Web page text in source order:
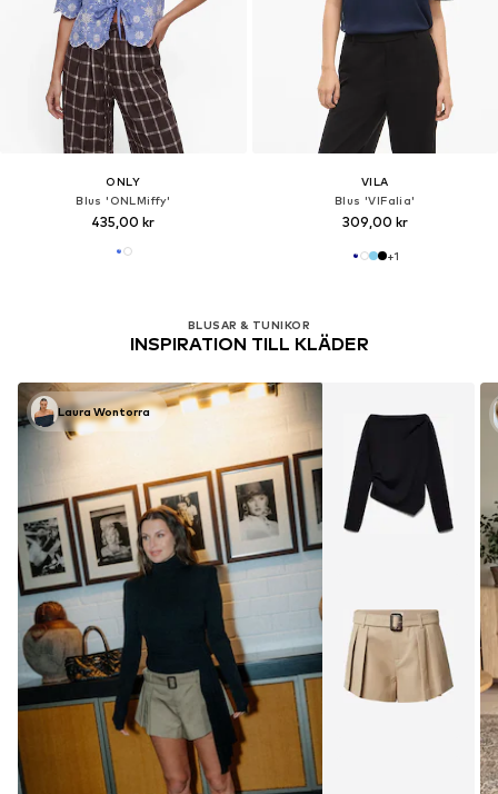
ONLY
Blus 'ONLMiffy'
435,00 kr
BLUSAR & TUNIKOR
INSPIRATION TILL KLÄDER
Laura Wontorra
VILA
Blus 'VIFalia'
309,00 kr
+1